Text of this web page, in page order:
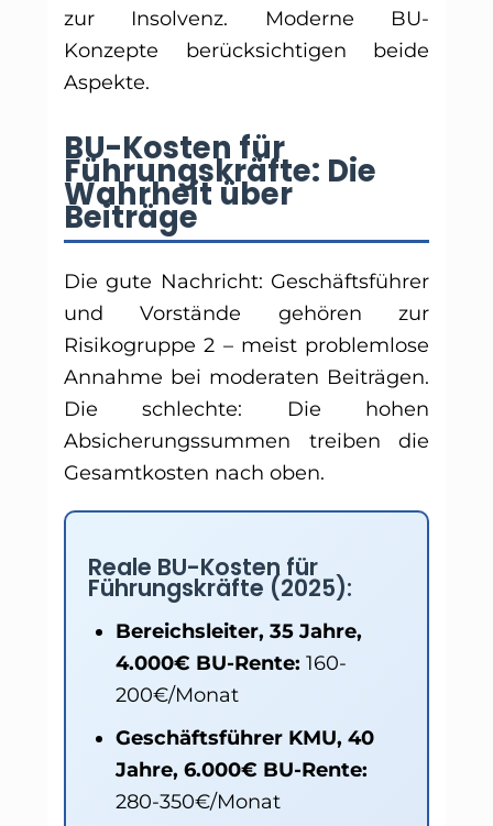
zur Insolvenz. Moderne BU-
Konzepte berücksichtigen beide
Aspekte.
BU-Kosten für
Führungskräfte: Die
Wahrheit über
Beiträge
Die gute Nachricht: Geschäftsführer
und Vorstände gehören zur
Risikogruppe 2 – meist problemlose
Annahme bei moderaten Beiträgen.
Die schlechte: Die hohen
Absicherungssummen treiben die
Gesamtkosten nach oben.
Reale BU-Kosten für
Führungskräfte (2025):
Bereichsleiter, 35 Jahre,
4.000€ BU-Rente: 160-
200€/Monat
Geschäftsführer KMU, 40
Jahre, 6.000€ BU-Rente:
280-350€/Monat